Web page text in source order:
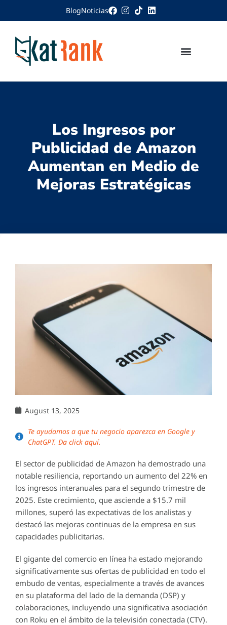
BlogNoticias
Los Ingresos por
Publicidad de Amazon
Aumentan en Medio de
Mejoras Estratégicas
August 13, 2025
Te ayudamos a que tu negocio aparezca en Google y
ChatGPT. Da click aquí.
El sector de publicidad de Amazon ha demostrado una
notable resiliencia, reportando un aumento del 22% en
los ingresos interanuales para el segundo trimestre de
2025. Este crecimiento, que asciende a $15.7 mil
millones, superó las expectativas de los analistas y
destacó las mejoras continuas de la empresa en sus
capacidades publicitarias.
El gigante del comercio en línea ha estado mejorando
significativamente sus ofertas de publicidad en todo el
embudo de ventas, especialmente a través de avances
en su plataforma del lado de la demanda (DSP) y
colaboraciones, incluyendo una significativa asociación
con Roku en el ámbito de la televisión conectada (CTV).